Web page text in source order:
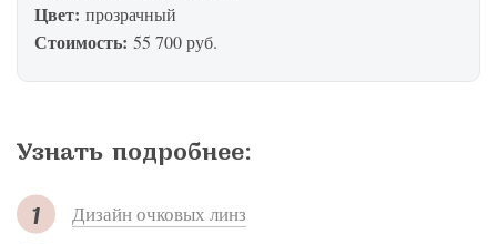
Цвет: прозрачный
Стоимость: 55 700 руб.
Узнать подробнее:
Дизайн очковых линз